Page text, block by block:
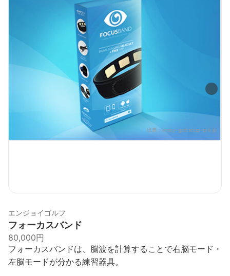
出典：enjoy-golf.shop-pro.jp
エンジョイゴルフ
フォーカスバンド
80,000円
フォーカスバンドは、脳波を計算することで右脳モード・
左脳モードが分かる練習器具。